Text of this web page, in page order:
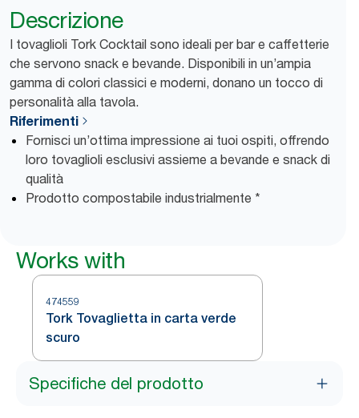
Descrizione
I tovaglioli Tork Cocktail sono ideali per bar e caffetterie
che servono snack e bevande. Disponibili in un’ampia
gamma di colori classici e moderni, donano un tocco di
personalità alla tavola.
Riferimenti
Fornisci un’ottima impressione ai tuoi ospiti, offrendo
loro tovaglioli esclusivi assieme a bevande e snack di
qualità
Prodotto compostabile industrialmente *
Works with
474559
Tork Tovaglietta in carta verde
scuro
Specifiche del prodotto